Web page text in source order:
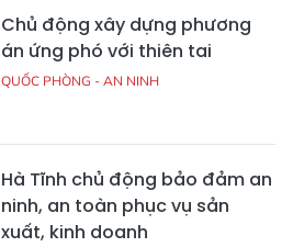
Chủ động xây dựng phương
án ứng phó với thiên tai
QUỐC PHÒNG - AN NINH
Hà Tĩnh chủ động bảo đảm an
ninh, an toàn phục vụ sản
xuất, kinh doanh